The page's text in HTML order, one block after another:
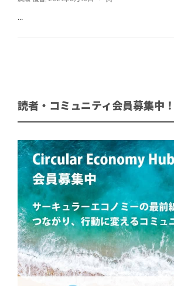
...
読者・コミュニティ会員募集中！